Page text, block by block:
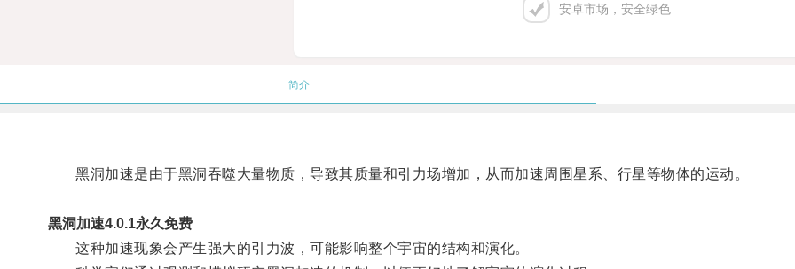
安卓市场，安全绿色
简介
黑洞加速是由于黑洞吞噬大量物质，导致其质量和引力场增加，从而加速周围星系、行星等物体的运动。
黑洞加速4.0.1永久免费
这种加速现象会产生强大的引力波，可能影响整个宇宙的结构和演化。